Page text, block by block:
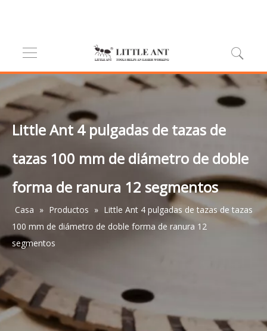
Little Ant 4 pulgadas de tazas de
tazas 100 mm de diámetro de doble
forma de ranura 12 segmentos
Casa » Productos » Little Ant 4 pulgadas de tazas de tazas
100 mm de diámetro de doble forma de ranura 12
segmentos